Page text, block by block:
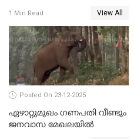
1 Min Read View All
Posted On 23-12-2025
ഏഴാറ്റുമുഖം ഗണപതി വീണ്ടും
ജനവാസ മേഖലയിൽ